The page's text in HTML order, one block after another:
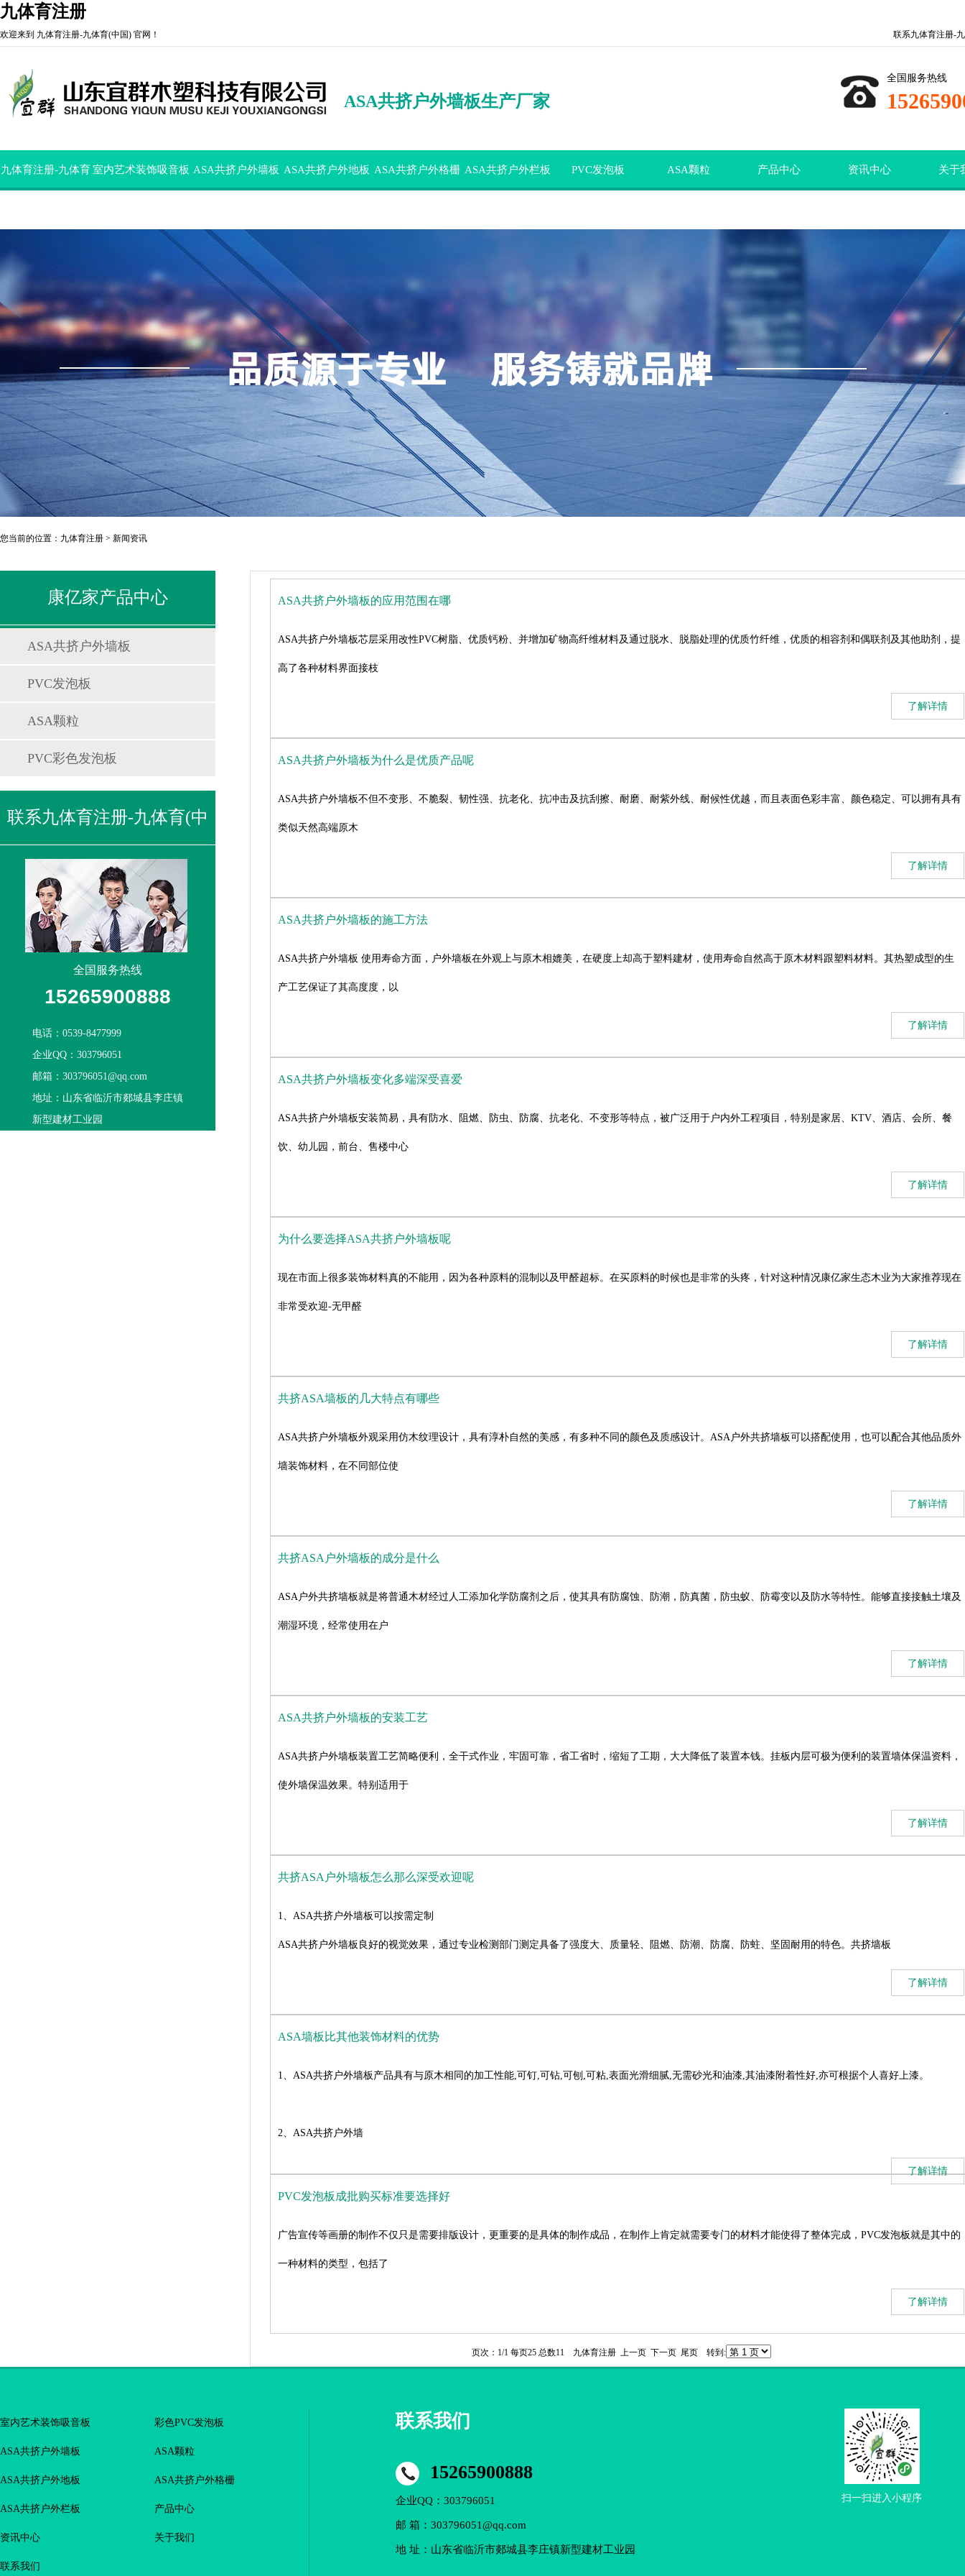
九体育注册
欢迎来到 九体育注册-九体育(中国) 官网！ 联系九体育注册-
ASA共挤户外墙板生产厂家
全国服务热线
九体育注册-九体育 室内艺术装饰吸音板 ASA共挤户外墙板 ASA共挤户外地板 ASA共挤户外格栅 ASA共挤户外栏板 PVC发泡板 ASA颗粒 产品中心 资讯中心 关于
您当前的位置： 九体育注册 > 新闻资讯
康亿家产品中心
ASA共挤户外墙板
PVC发泡板
ASA颗粒
PVC彩色发泡板
联系九体育注册-九体育(中
国)
全国服务热线
15265900888
电话：0539-8477999
企业QQ：303796051
邮箱：303796051@qq.com
地址：山东省临沂市郯城县李庄镇
新型建材工业园
ASA共挤户外墙板的应用范围在哪
ASA共挤户外墙板芯层采用改性PVC树脂、优质钙粉、并增加矿物高纤维材料及通过脱水、脱脂处理的优质竹纤维，优质的相容剂和偶联剂及其他助剂，提
高了各种材料界面接枝
了解详情
ASA共挤户外墙板为什么是优质产品呢
ASA共挤户外墙板不但不变形、不脆裂、韧性强、抗老化、抗冲击及抗刮擦、耐磨、耐紫外线、耐候性优越，而且表面色彩丰富、颜色稳定、可以拥有具有
类似天然高端原木
了解详情
ASA共挤户外墙板的施工方法
ASA共挤户外墙板 使用寿命方面，户外墙板在外观上与原木相媲美，在硬度上却高于塑料建材，使用寿命自然高于原木材料跟塑料材料。其热塑成型的生
产工艺保证了其高度度，以
了解详情
ASA共挤户外墙板变化多端深受喜爱
ASA共挤户外墙板安装简易，具有防水、阻燃、防虫、防腐、抗老化、不变形等特点，被广泛用于户内外工程项目，特别是家居、KTV、酒店、会所、餐
饮、幼儿园，前台、售楼中心
了解详情
为什么要选择ASA共挤户外墙板呢
现在市面上很多装饰材料真的不能用，因为各种原料的混制以及甲醛超标。在买原料的时候也是非常的头疼，针对这种情况康亿家生态木业为大家推荐现在
非常受欢迎-无甲醛
了解详情
共挤ASA墙板的几大特点有哪些
ASA共挤户外墙板外观采用仿木纹理设计，具有淳朴自然的美感，有多种不同的颜色及质感设计。ASA户外共挤墙板可以搭配使用，也可以配合其他品质外
墙装饰材料，在不同部位使
了解详情
共挤ASA户外墙板的成分是什么
ASA户外共挤墙板就是将普通木材经过人工添加化学防腐剂之后，使其具有防腐蚀、防潮，防真菌，防虫蚁、防霉变以及防水等特性。能够直接接触土壤及
潮湿环境，经常使用在户
了解详情
ASA共挤户外墙板的安装工艺
ASA共挤户外墙板装置工艺简略便利，全干式作业，牢固可靠，省工省时，缩短了工期，大大降低了装置本钱。挂板内层可极为便利的装置墙体保温资料，
使外墙保温效果。特别适用于
了解详情
共挤ASA户外墙板怎么那么深受欢迎呢
1、ASA共挤户外墙板可以按需定制
ASA共挤户外墙板良好的视觉效果，通过专业检测部门测定具备了强度大、质量轻、阻燃、防潮、防腐、防蛀、坚固耐用的特色。共挤墙板
了解详情
ASA墙板比其他装饰材料的优势
1、ASA共挤户外墙板产品具有与原木相同的加工性能,可钉,可钻,可刨,可粘,表面光滑细腻,无需砂光和油漆,其油漆附着性好,亦可根据个人喜好上漆。
2、ASA共挤户外墙
了解详情
PVC发泡板成批购买标准要选择好
广告宣传等画册的制作不仅只是需要排版设计，更重要的是具体的制作成品，在制作上肯定就需要专门的材料才能使得了整体完成，PVC发泡板就是其中的
一种材料的类型，包括了
了解详情
页次：1/1 每页25 总数11 九体育注册 上一页 下一页 尾页 转到:
室内艺术装饰吸音板 彩色PVC发泡板
ASA共挤户外墙板 ASA颗粒
ASA共挤户外地板 ASA共挤户外格栅
ASA共挤户外栏板 产品中心
资讯中心 关于我们
联系我们
联系我们
15265900888
企业QQ：303796051
邮 箱：303796051@qq.com
地 址：山东省临沂市郯城县李庄镇新型建材工业园
扫一扫进入小程序